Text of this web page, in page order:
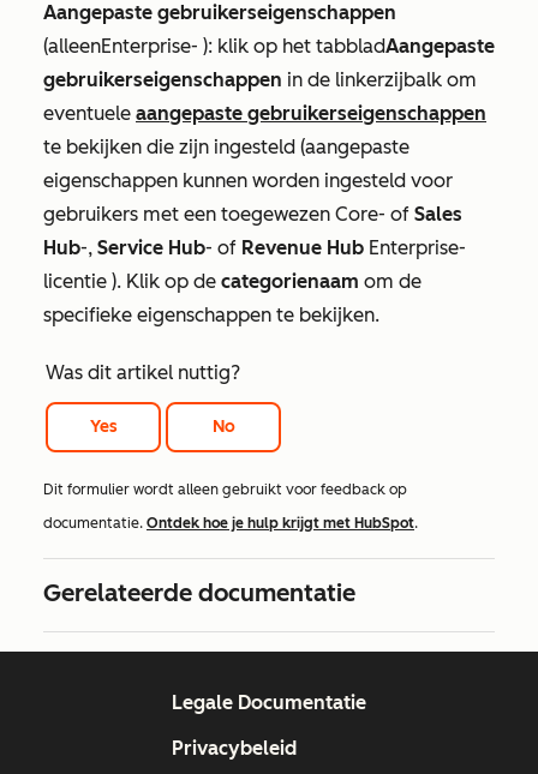
Aangepaste gebruikerseigenschappen
(alleenEnterprise- ): klik op het tabbladAangepaste
gebruikerseigenschappen in de linkerzijbalk om
eventuele aangepaste gebruikerseigenschappen
te bekijken die zijn ingesteld (aangepaste
eigenschappen kunnen worden ingesteld voor
gebruikers met een toegewezen Core- of Sales
Hub-, Service Hub- of Revenue Hub Enterprise-
licentie ). Klik op de categorienaam om de
specifieke eigenschappen te bekijken.
Was dit artikel nuttig?
Yes No
Dit formulier wordt alleen gebruikt voor feedback op
documentatie. Ontdek hoe je hulp krijgt met HubSpot.
Gerelateerde documentatie
Legale Documentatie
Privacybeleid